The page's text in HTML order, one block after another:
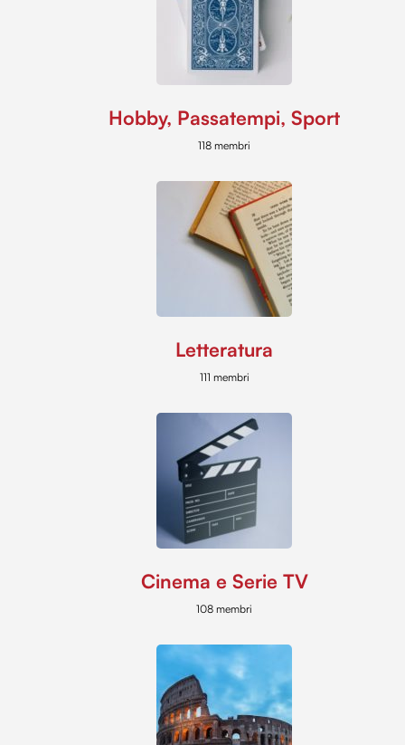
Hobby, Passatempi, Sport
118 membri
Letteratura
111 membri
Cinema e Serie TV
108 membri